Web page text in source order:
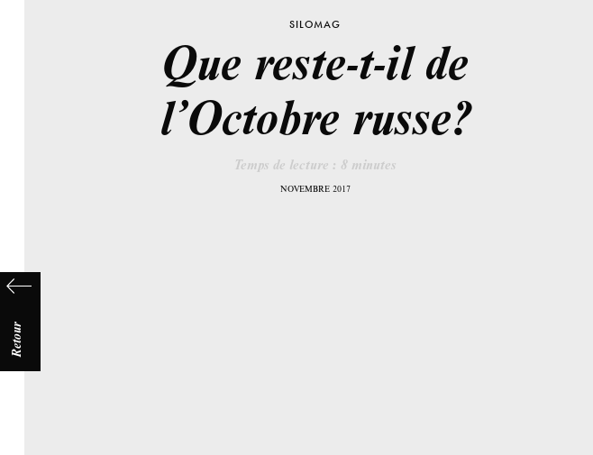
Retour
SILOMAG
Que reste-t-il de
l’Octobre russe?
Temps de lecture : 8minutes
NOVEMBRE 2017